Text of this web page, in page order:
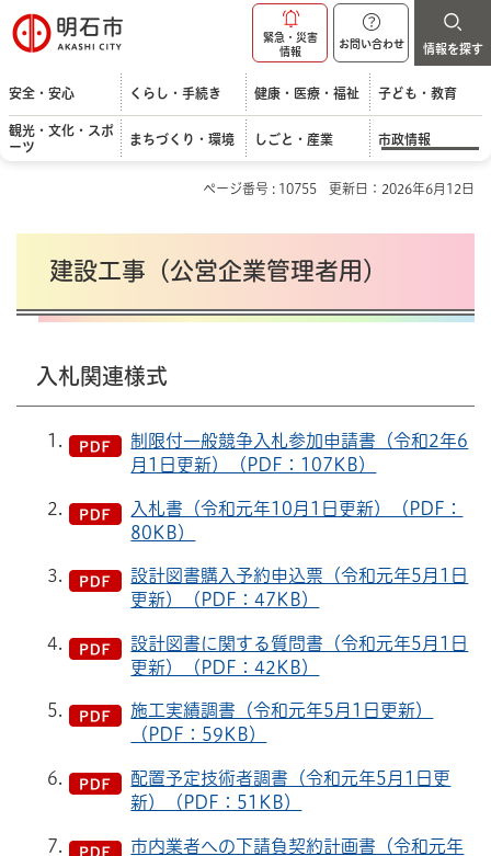
明石市
緊急・災害
情報
お問い合わせ 情報を探す
安全・安心 くらし・手続き 健康・医療・福祉 子ども・教育
観光・文化・スポ
ーツ
まちづくり・環境 しごと・産業 市政情報
ページ番号 : 10755 更新日：2026年6月12日
建設工事（公営企業管理者用）
入札関連様式
制限付一般競争入札参加申請書（令和2年6
月1日更新）（PDF：107KB）
入札書（令和元年10月1日更新）（PDF：
80KB）
設計図書購入予約申込票（令和元年5月1日
更新）（PDF：47KB）
設計図書に関する質問書（令和元年5月1日
更新）（PDF：42KB）
施工実績調書（令和元年5月1日更新）
（PDF：59KB）
配置予定技術者調書（令和元年5月1日更
新）（PDF：51KB）
市内業者への下請負契約計画書（令和元年